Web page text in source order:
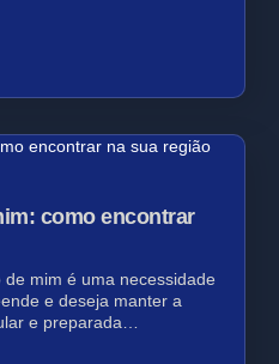
como encontrar
mim é uma necessidade
e deseja manter a
e preparada…